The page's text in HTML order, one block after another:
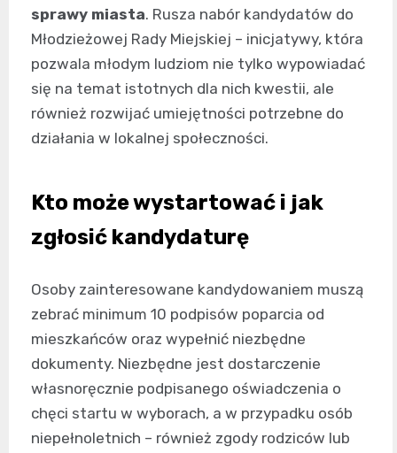
sprawy miasta. Rusza nabór kandydatów do
Młodzieżowej Rady Miejskiej – inicjatywy, która
pozwala młodym ludziom nie tylko wypowiadać
się na temat istotnych dla nich kwestii, ale
również rozwijać umiejętności potrzebne do
działania w lokalnej społeczności.
Kto może wystartować i jak
zgłosić kandydaturę
Osoby zainteresowane kandydowaniem muszą
zebrać minimum 10 podpisów poparcia od
mieszkańców oraz wypełnić niezbędne
dokumenty. Niezbędne jest dostarczenie
własnoręcznie podpisanego oświadczenia o
chęci startu w wyborach, a w przypadku osób
niepełnoletnich – również zgody rodziców lub